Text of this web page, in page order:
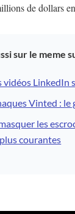
de dollars
sur le meme
vidéos LinkedIn
Vinted : le
les
courantes